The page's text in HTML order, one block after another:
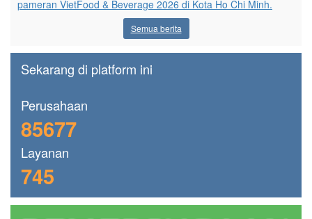
pameran VietFood & Beverage 2026 di Kota Ho Chi Minh.
Semua berita
Sekarang di platform ini
Perusahaan
85677
Layanan
745